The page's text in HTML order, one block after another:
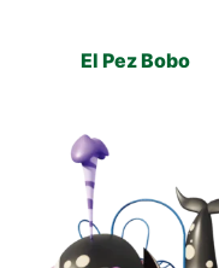
El Pez Bobo